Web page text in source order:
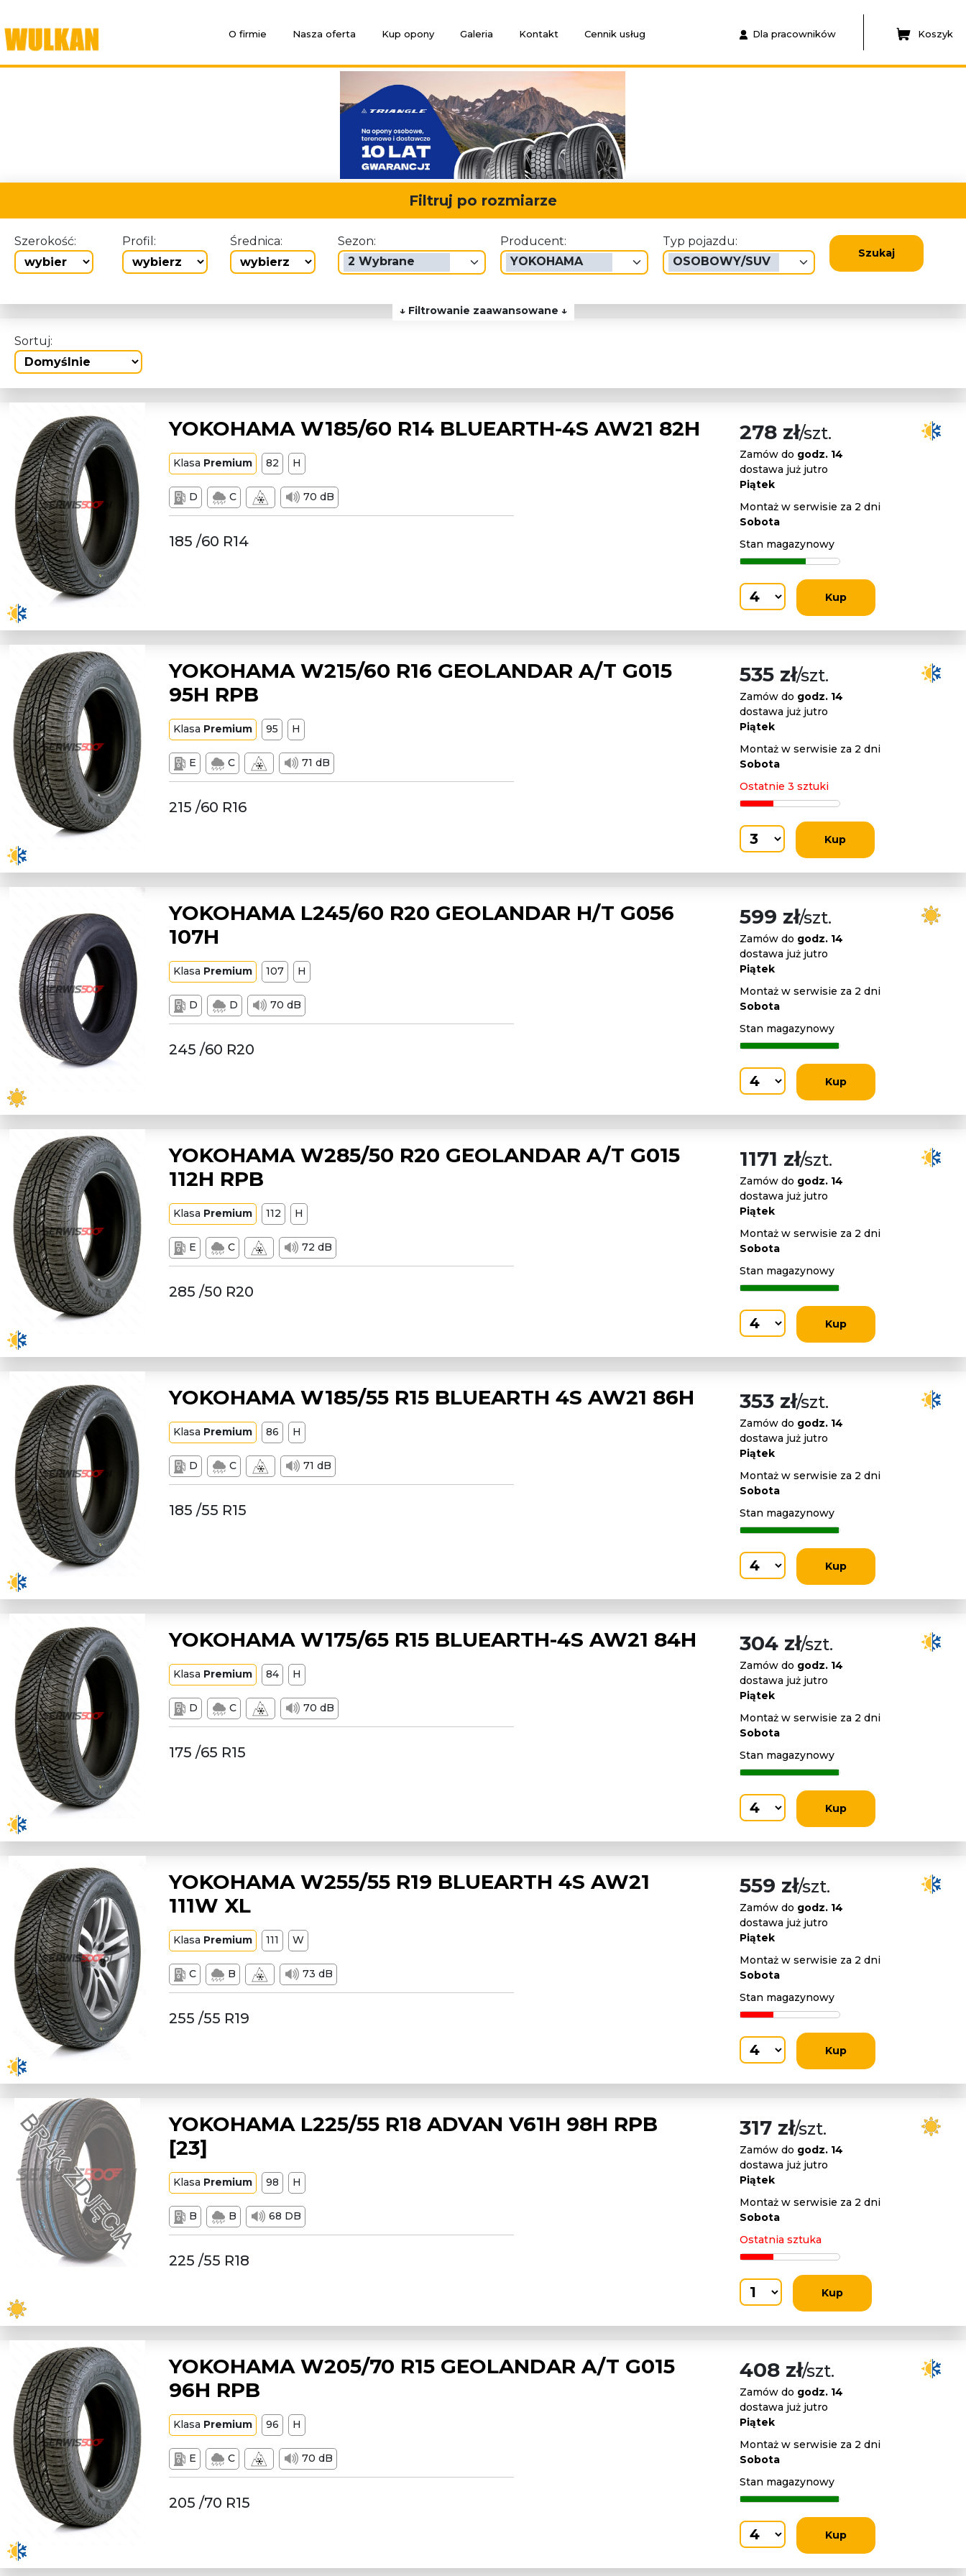
O firmie Nasza oferta Kup opony Galeria Kontakt Cennik usług Dla pracowników Koszyk
Filtruj po rozmiarze
Szerokość: Profil: Średnica:
Sezon:
2 Wybrane
Producent:
YOKOHAMA
Typ pojazdu:
OSOBOWY/SUV
Szukaj
↓ Filtrowanie zaawansowane ↓
Sortuj:
YOKOHAMA W185/60 R14 BLUEARTH-4S AW21 82H
Klasa Premium 82 H
D C 70 dB
185 /60 R14
278 zł/szt.
Zamów do godz. 14
dostawa już jutro
Piątek
Montaż w serwisie za 2 dni
Sobota
Stan magazynowy
Kup
YOKOHAMA W215/60 R16 GEOLANDAR A/T G015
95H RPB
Klasa Premium 95 H
E C 71 dB
215 /60 R16
535 zł/szt.
Zamów do godz. 14
dostawa już jutro
Piątek
Montaż w serwisie za 2 dni
Sobota
Ostatnie 3 sztuki
Kup
YOKOHAMA L245/60 R20 GEOLANDAR H/T G056
107H
Klasa Premium 107 H
D D 70 dB
245 /60 R20
599 zł/szt.
Zamów do godz. 14
dostawa już jutro
Piątek
Montaż w serwisie za 2 dni
Sobota
Stan magazynowy
Kup
YOKOHAMA W285/50 R20 GEOLANDAR A/T G015
112H RPB
Klasa Premium 112 H
E C 72 dB
285 /50 R20
1171 zł/szt.
Zamów do godz. 14
dostawa już jutro
Piątek
Montaż w serwisie za 2 dni
Sobota
Stan magazynowy
Kup
YOKOHAMA W185/55 R15 BLUEARTH 4S AW21 86H
Klasa Premium 86 H
D C 71 dB
185 /55 R15
353 zł/szt.
Zamów do godz. 14
dostawa już jutro
Piątek
Montaż w serwisie za 2 dni
Sobota
Stan magazynowy
Kup
YOKOHAMA W175/65 R15 BLUEARTH-4S AW21 84H
Klasa Premium 84 H
D C 70 dB
175 /65 R15
304 zł/szt.
Zamów do godz. 14
dostawa już jutro
Piątek
Montaż w serwisie za 2 dni
Sobota
Stan magazynowy
Kup
YOKOHAMA W255/55 R19 BLUEARTH 4S AW21
111W XL
Klasa Premium 111 W
C B 73 dB
255 /55 R19
559 zł/szt.
Zamów do godz. 14
dostawa już jutro
Piątek
Montaż w serwisie za 2 dni
Sobota
Stan magazynowy
Kup
YOKOHAMA L225/55 R18 ADVAN V61H 98H RPB
[23]
Klasa Premium 98 H
B B 68 DB
225 /55 R18
317 zł/szt.
Zamów do godz. 14
dostawa już jutro
Piątek
Montaż w serwisie za 2 dni
Sobota
Ostatnia sztuka
Kup
YOKOHAMA W205/70 R15 GEOLANDAR A/T G015
96H RPB
Klasa Premium 96 H
E C 70 dB
205 /70 R15
408 zł/szt.
Zamów do godz. 14
dostawa już jutro
Piątek
Montaż w serwisie za 2 dni
Sobota
Stan magazynowy
Kup